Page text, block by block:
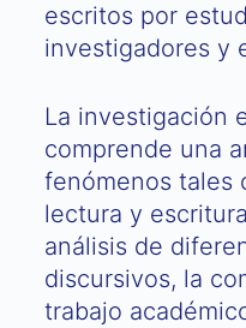
escritos por
investigadores y
La investigación
comprende una
fenómenos tales
lectura y
análisis de
discursivos, la
trabajo